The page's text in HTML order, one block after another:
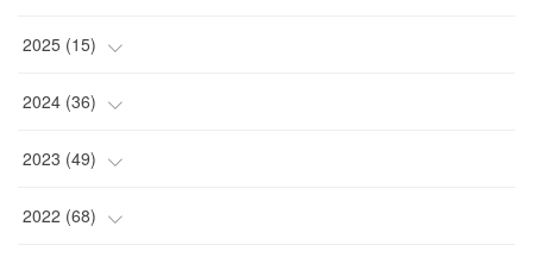
(4)
(2)
(1)
(2)
2025 (15)
(4)
(2)
(2)
2024 (36)
(2)
(2)
2023 (49)
(1)
2022 (68)